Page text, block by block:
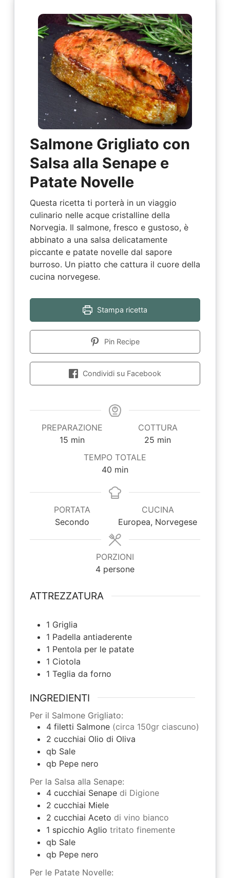
Salmone Grigliato con
Salsa alla Senape e
Patate Novelle
Questa ricetta ti porterà in un viaggio
culinario nelle acque cristalline della
Norvegia. Il salmone, fresco e gustoso, è
abbinato a una salsa delicatamente
piccante e patate novelle dal sapore
burroso. Un piatto che cattura il cuore della
cucina norvegese.
Stampa ricetta
Pin Recipe
Condividi su Facebook
PREPARAZIONE
15 minuti
min
COTTURA
25 minuti
min
TEMPO TOTALE
40minuti
min
PORTATA
Secondo
CUCINA
Europea, Norvegese
PORZIONI
4 persone
ATTREZZATURA
1 Griglia
1 Padella antiaderente
1 Pentola per le patate
1 Ciotola
1 Teglia da forno
INGREDIENTI
Per il Salmone Grigliato:
4 filetti Salmone (circa 150gr ciascuno)
2 cucchiai Olio di Oliva
qb Sale
qb Pepe nero
Per la Salsa alla Senape:
4 cucchiai Senape di Digione
2 cucchiai Miele
2 cucchiai Aceto di vino bianco
1 spicchio Aglio tritato finemente
qb Sale
qb Pepe nero
Per le Patate Novelle: